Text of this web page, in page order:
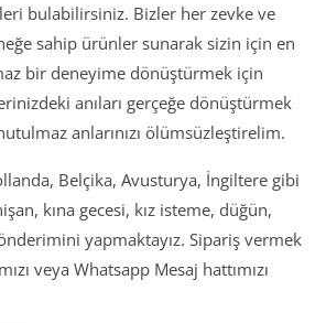
bulabilirsiniz. Bizler her zevke ve
sahip ürünler sunarak sizin için en
bir deneyime dönüştürmek için
anıları gerçeğe dönüştürmek
anlarınızı ölümsüzleştirelim.
Belçika, Avusturya, İngiltere gibi
kına gecesi, kız isteme, düğün,
yapmaktayız. Sipariş vermek
veya Whatsapp Mesaj hattımızı